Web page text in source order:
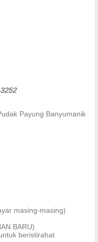
Payung Banyumanik
masing-masing)
BARU)
beristirahat